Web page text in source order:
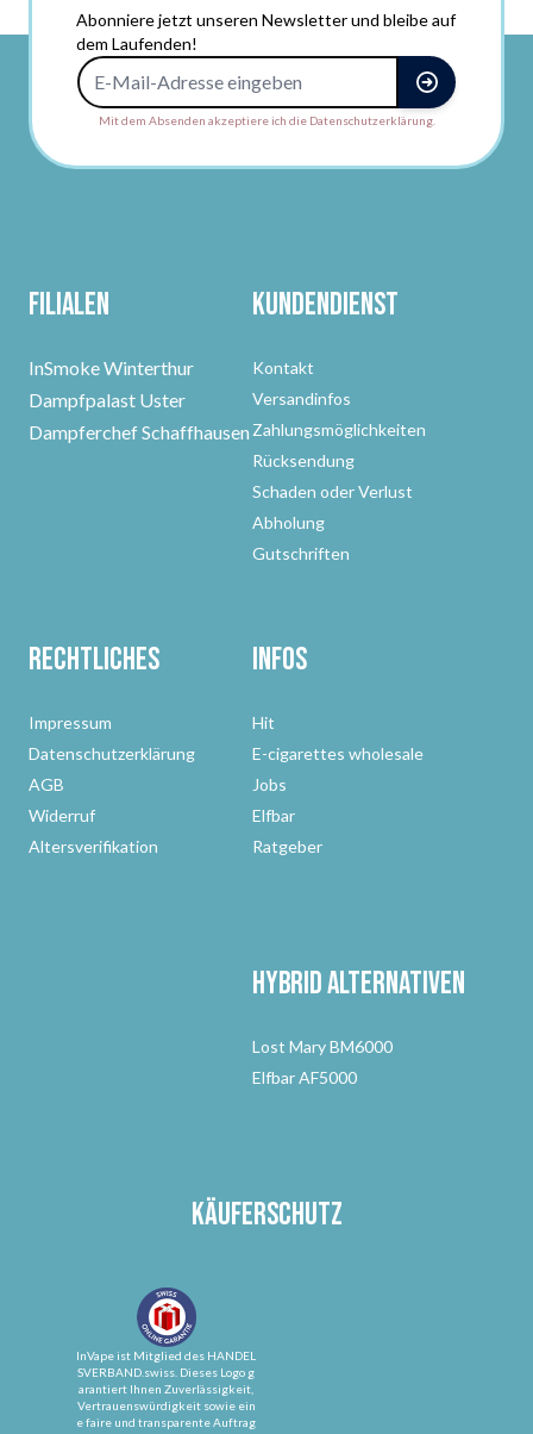
Abonniere jetzt unseren Newsletter und bleibe auf
dem Laufenden!
Mit dem Absenden akzeptiere ich die Datenschutzerklärung.
Filialen
InSmoke Winterthur
Dampfpalast Uster
Dampferchef Schaffhausen
Kundendienst
Kontakt
Versandinfos
Zahlungsmöglichkeiten
Rücksendung
Schaden oder Verlust
Abholung
Gutschriften
Rechtliches
Impressum
Datenschutzerklärung
AGB
Widerruf
Altersverifikation
Infos
Hit
E-cigarettes wholesale
Jobs
Elfbar
Ratgeber
Hybrid Alternativen
Lost Mary BM6000
Elfbar AF5000
Käuferschutz
InVape ist Mitglied des HANDEL
SVERBAND.swiss. Dieses Logo g
arantiert Ihnen Zuverlässigkeit,
Vertrauenswürdigkeit sowie ein
e faire und transparente Auftrag